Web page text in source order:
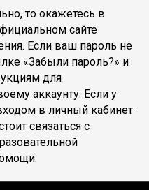
то окажетесь в
сайте
Если ваш пароль не
«Забыли пароль?» и
для
аккаунту. Если у
в личный кабинет
связаться с